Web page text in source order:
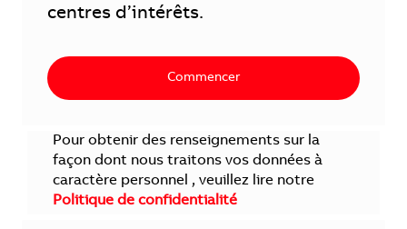
centres d’intérêts.
Commencer
Pour obtenir des renseignements sur la
façon dont nous traitons vos données à
caractère personnel , veuillez lire notre
Politique de confidentialité